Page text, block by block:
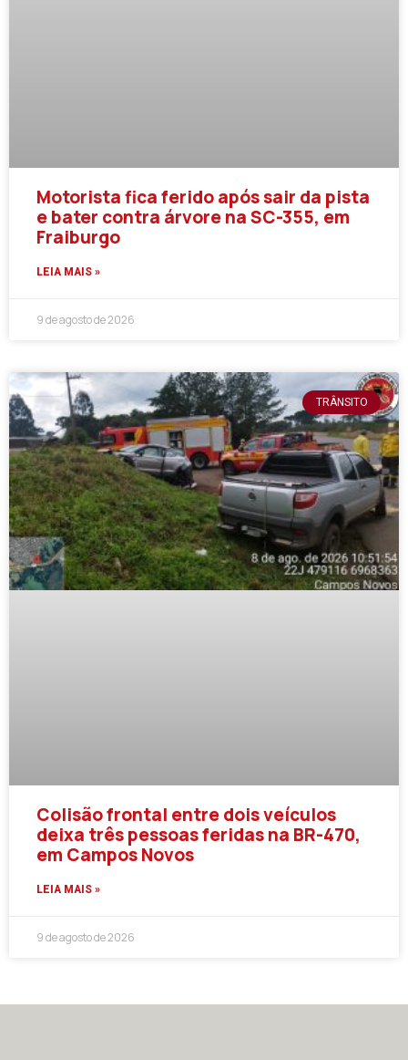
Motorista fica ferido após sair da pista
e bater contra árvore na SC-355, em
Fraiburgo
LEIA MAIS »
9 de agosto de 2026
TRÂNSITO
Colisão frontal entre dois veículos
deixa três pessoas feridas na BR-470,
em Campos Novos
LEIA MAIS »
9 de agosto de 2026